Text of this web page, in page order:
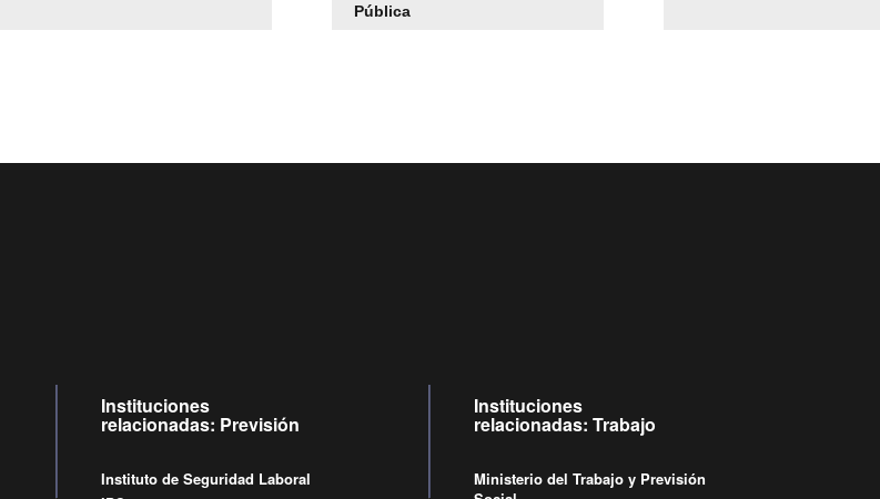
Pública
Instituciones
relacionadas: Previsión
Instituto de Seguridad Laboral
Instituciones
relacionadas: Trabajo
Ministerio del Trabajo y Previsión